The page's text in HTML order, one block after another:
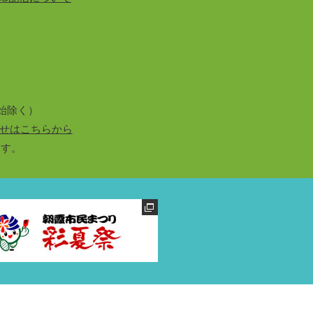
く）
はこちらから
。